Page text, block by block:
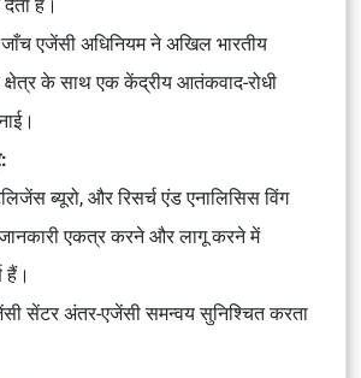
है।
जाँच एजेंसी अधिनियम ने अखिल भारतीय
क्षेत्र के साथ एक केंद्रीय आतंकवाद-रोधी
ब्यूरो, और रिसर्च एंड एनालिसिस विंग
एकत्र करने और लागू करने में
हैं।
सेंटर अंतर-एजेंसी समन्वय सुनिश्चित करता